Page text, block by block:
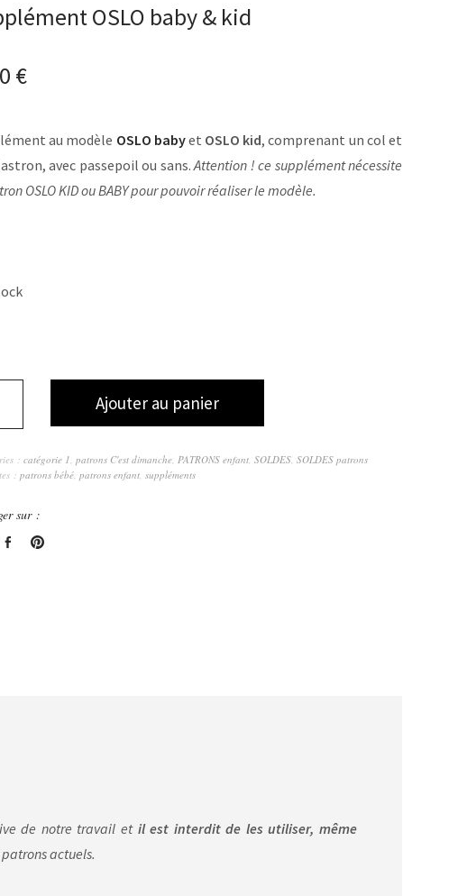
OSLO baby & kid
€
au modèle OSLO babyet OSLO kid, comprenant un col et
avec passepoil ou sans.Attention ! ce supplément nécessite
OSLO KID ou BABY pour pouvoir réaliser le modèle.
Ajouter au panier
: catégorie 1, patrons C'est dimanche, PATRONS enfant, SOLDES, SOLDES patrons
: patrons bébé, patrons enfant, suppléments
sur :
de notre travail et il est interdit de les utiliser, même
actuels.